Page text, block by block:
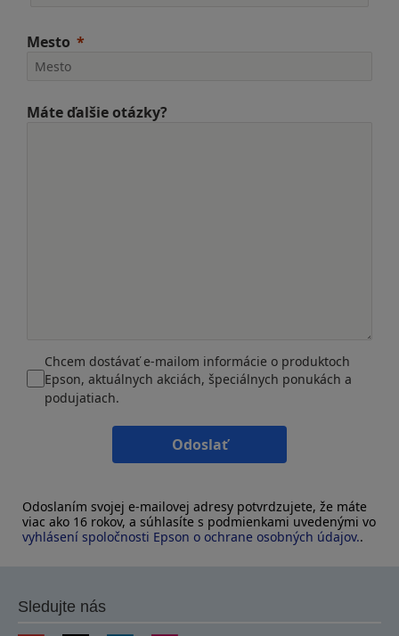
Mesto
Máte ďalšie otázky?
Chcem dostávať e-mailom informácie o produktoch
Epson, aktuálnych akciách, špeciálnych ponukách a
podujatiach.
Odoslať
Odoslaním svojej e-mailovej adresy potvrdzujete, že máte
viac ako 16 rokov, a súhlasíte s podmienkami uvedenými vo
vyhlásení spoločnosti Epson o ochrane osobných údajov..
Sledujte nás